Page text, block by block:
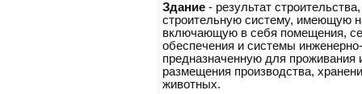
Здание - результат
строительную систему, имеющую
включающую в себя помещения,
обеспечения и системы
предназначенную для проживания
размещения производства,
животных.